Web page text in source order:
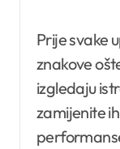
Prije svake
znakove
izgledaju
zamijenite